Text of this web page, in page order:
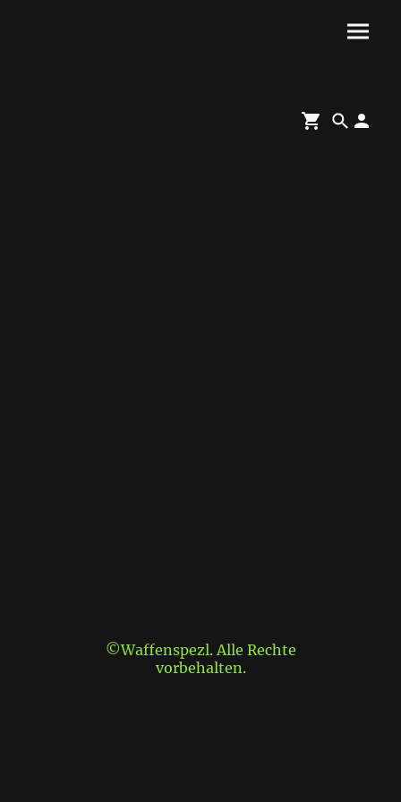
©Waffenspezl. Alle Rechte
vorbehalten.